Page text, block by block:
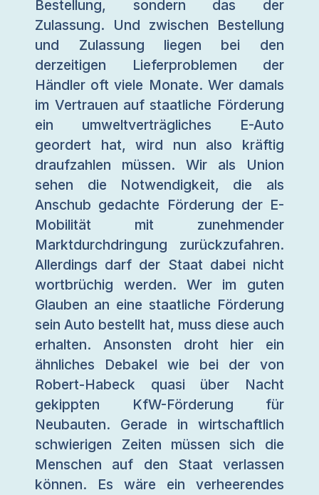
Bestellung, sondern das der
Zulassung. Und zwischen Bestellung
und Zulassung liegen bei den
derzeitigen Lieferproblemen der
Händler oft viele Monate. Wer damals
im Vertrauen auf staatliche Förderung
ein umweltverträgliches E-Auto
geordert hat, wird nun also kräftig
draufzahlen müssen. Wir als Union
sehen die Notwendigkeit, die als
Anschub gedachte Förderung der E-
Mobilität mit zunehmender
Marktdurchdringung zurückzufahren.
Allerdings darf der Staat dabei nicht
wortbrüchig werden. Wer im guten
Glauben an eine staatliche Förderung
sein Auto bestellt hat, muss diese auch
erhalten. Ansonsten droht hier ein
ähnliches Debakel wie bei der von
Robert-Habeck quasi über Nacht
gekippten KfW-Förderung für
Neubauten. Gerade in wirtschaftlich
schwierigen Zeiten müssen sich die
Menschen auf den Staat verlassen
können. Es wäre ein verheerendes